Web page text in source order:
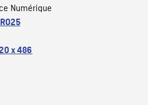
Numérique
x 486